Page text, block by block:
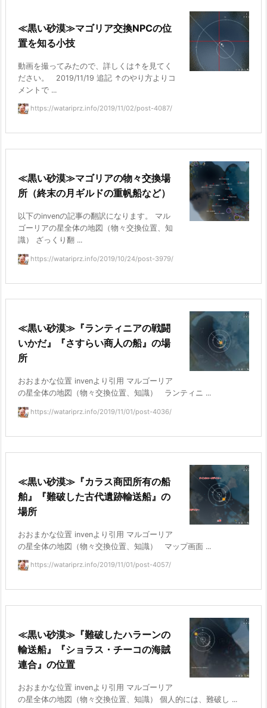
≪黒い砂漠≫マゴリア交換NPCの位
置を知る小技
動画を撮ってみたので、詳しくは↑を見てく
ださい。 2019/11/19 追記 ↑のやり方よりコ
メントで ...
https://watariprz.info/2019/11/02/post-4087/
≪黒い砂漠≫マゴリアの物々交換場
所（終末の月ギルドの重帆船など）
以下のinvenの記事の翻訳になります。 マル
ゴーリアの星全体の地図（物々交換位置、知
識） ざっくり翻 ...
https://watariprz.info/2019/10/24/post-3979/
≪黒い砂漠≫『ランティニアの戦闘
いかだ』『さすらい商人の船』の場
所
おおまかな位置 invenより引用 マルゴーリア
の星全体の地図（物々交換位置、知識） ランティニ ...
https://watariprz.info/2019/11/01/post-4036/
≪黒い砂漠≫『カラス商団所有の船
舶』『難破した古代遺跡輸送船』の
場所
おおまかな位置 invenより引用 マルゴーリア
の星全体の地図（物々交換位置、知識） マップ画面 ...
https://watariprz.info/2019/11/01/post-4057/
≪黒い砂漠≫『難破したハラーンの
輸送船』『ショラス・チーコの海賊
連合』の位置
おおまかな位置 invenより引用 マルゴーリア
の星全体の地図（物々交換位置、知識） 個人的には、難破し ...